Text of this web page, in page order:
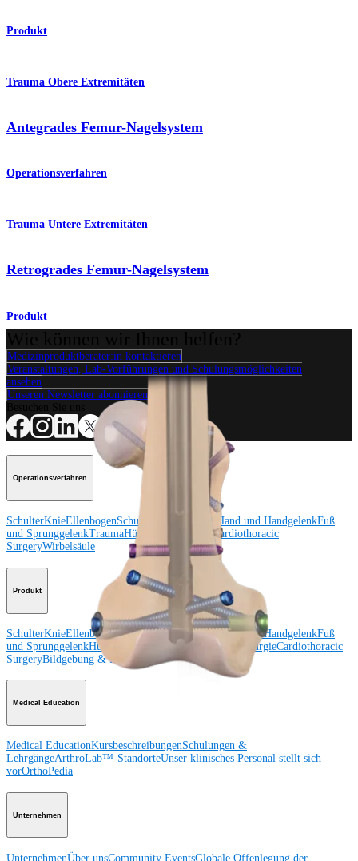
Produkt
Trauma Obere Extremitäten
Antegrades Femur-Nagelsystem
Operationsverfahren
Trauma Untere Extremitäten
Retrogrades Femur-Nagelsystem
Produkt
Medizinproduktberater:in kontaktieren
Veranstaltungen, Lab-Vorführungen und Schulungsmöglichkeiten
ansehen
Unseren Newsletter abonnieren
Operationsverfahren
SchulterKnieEllenbogenSchulterendoprothetik Hand und HandgelenkFuß
und SprunggelenkTraumaHüfte
Cardiothoracic
SurgeryWirbelsäule
Produkt
SchulterKnieEllenbogenSchulterendoprothetik Hand und HandgelenkFuß
und SprunggelenkHüfte Orthobiologie Herz-ThoraxchirurgieCardiothoracic
SurgeryBildgebung & Resektion
Medical Education
Medical EducationKursbeschreibungenSchulungen &
LehrgängeArthroLab™-StandorteUnser klinisches Personal stellt sich
vorOrthoPedia
Unternehmen
UnternehmenÜber unsCommunity EventsGlobale Offenlegung der